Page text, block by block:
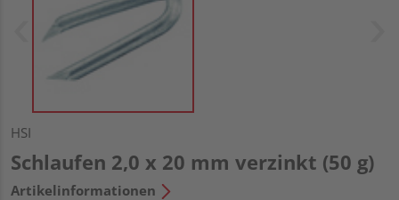
HSI
Schlaufen 2,0 x 20 mm verzinkt (50 g)
Artikelinformationen